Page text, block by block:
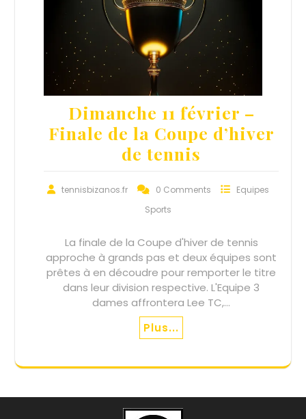
Dimanche 11 février –
Finale de la Coupe d’hiver
de tennis
tennisbizanos.fr 0 Comments
Equipes
Sports
La finale de la Coupe d'hiver de tennis
approche à grands pas et deux équipes sont
prêtes à en découdre pour remporter le titre
dans leur division respective. L'Equipe 3
dames affrontera Lee TC,…
Plus...